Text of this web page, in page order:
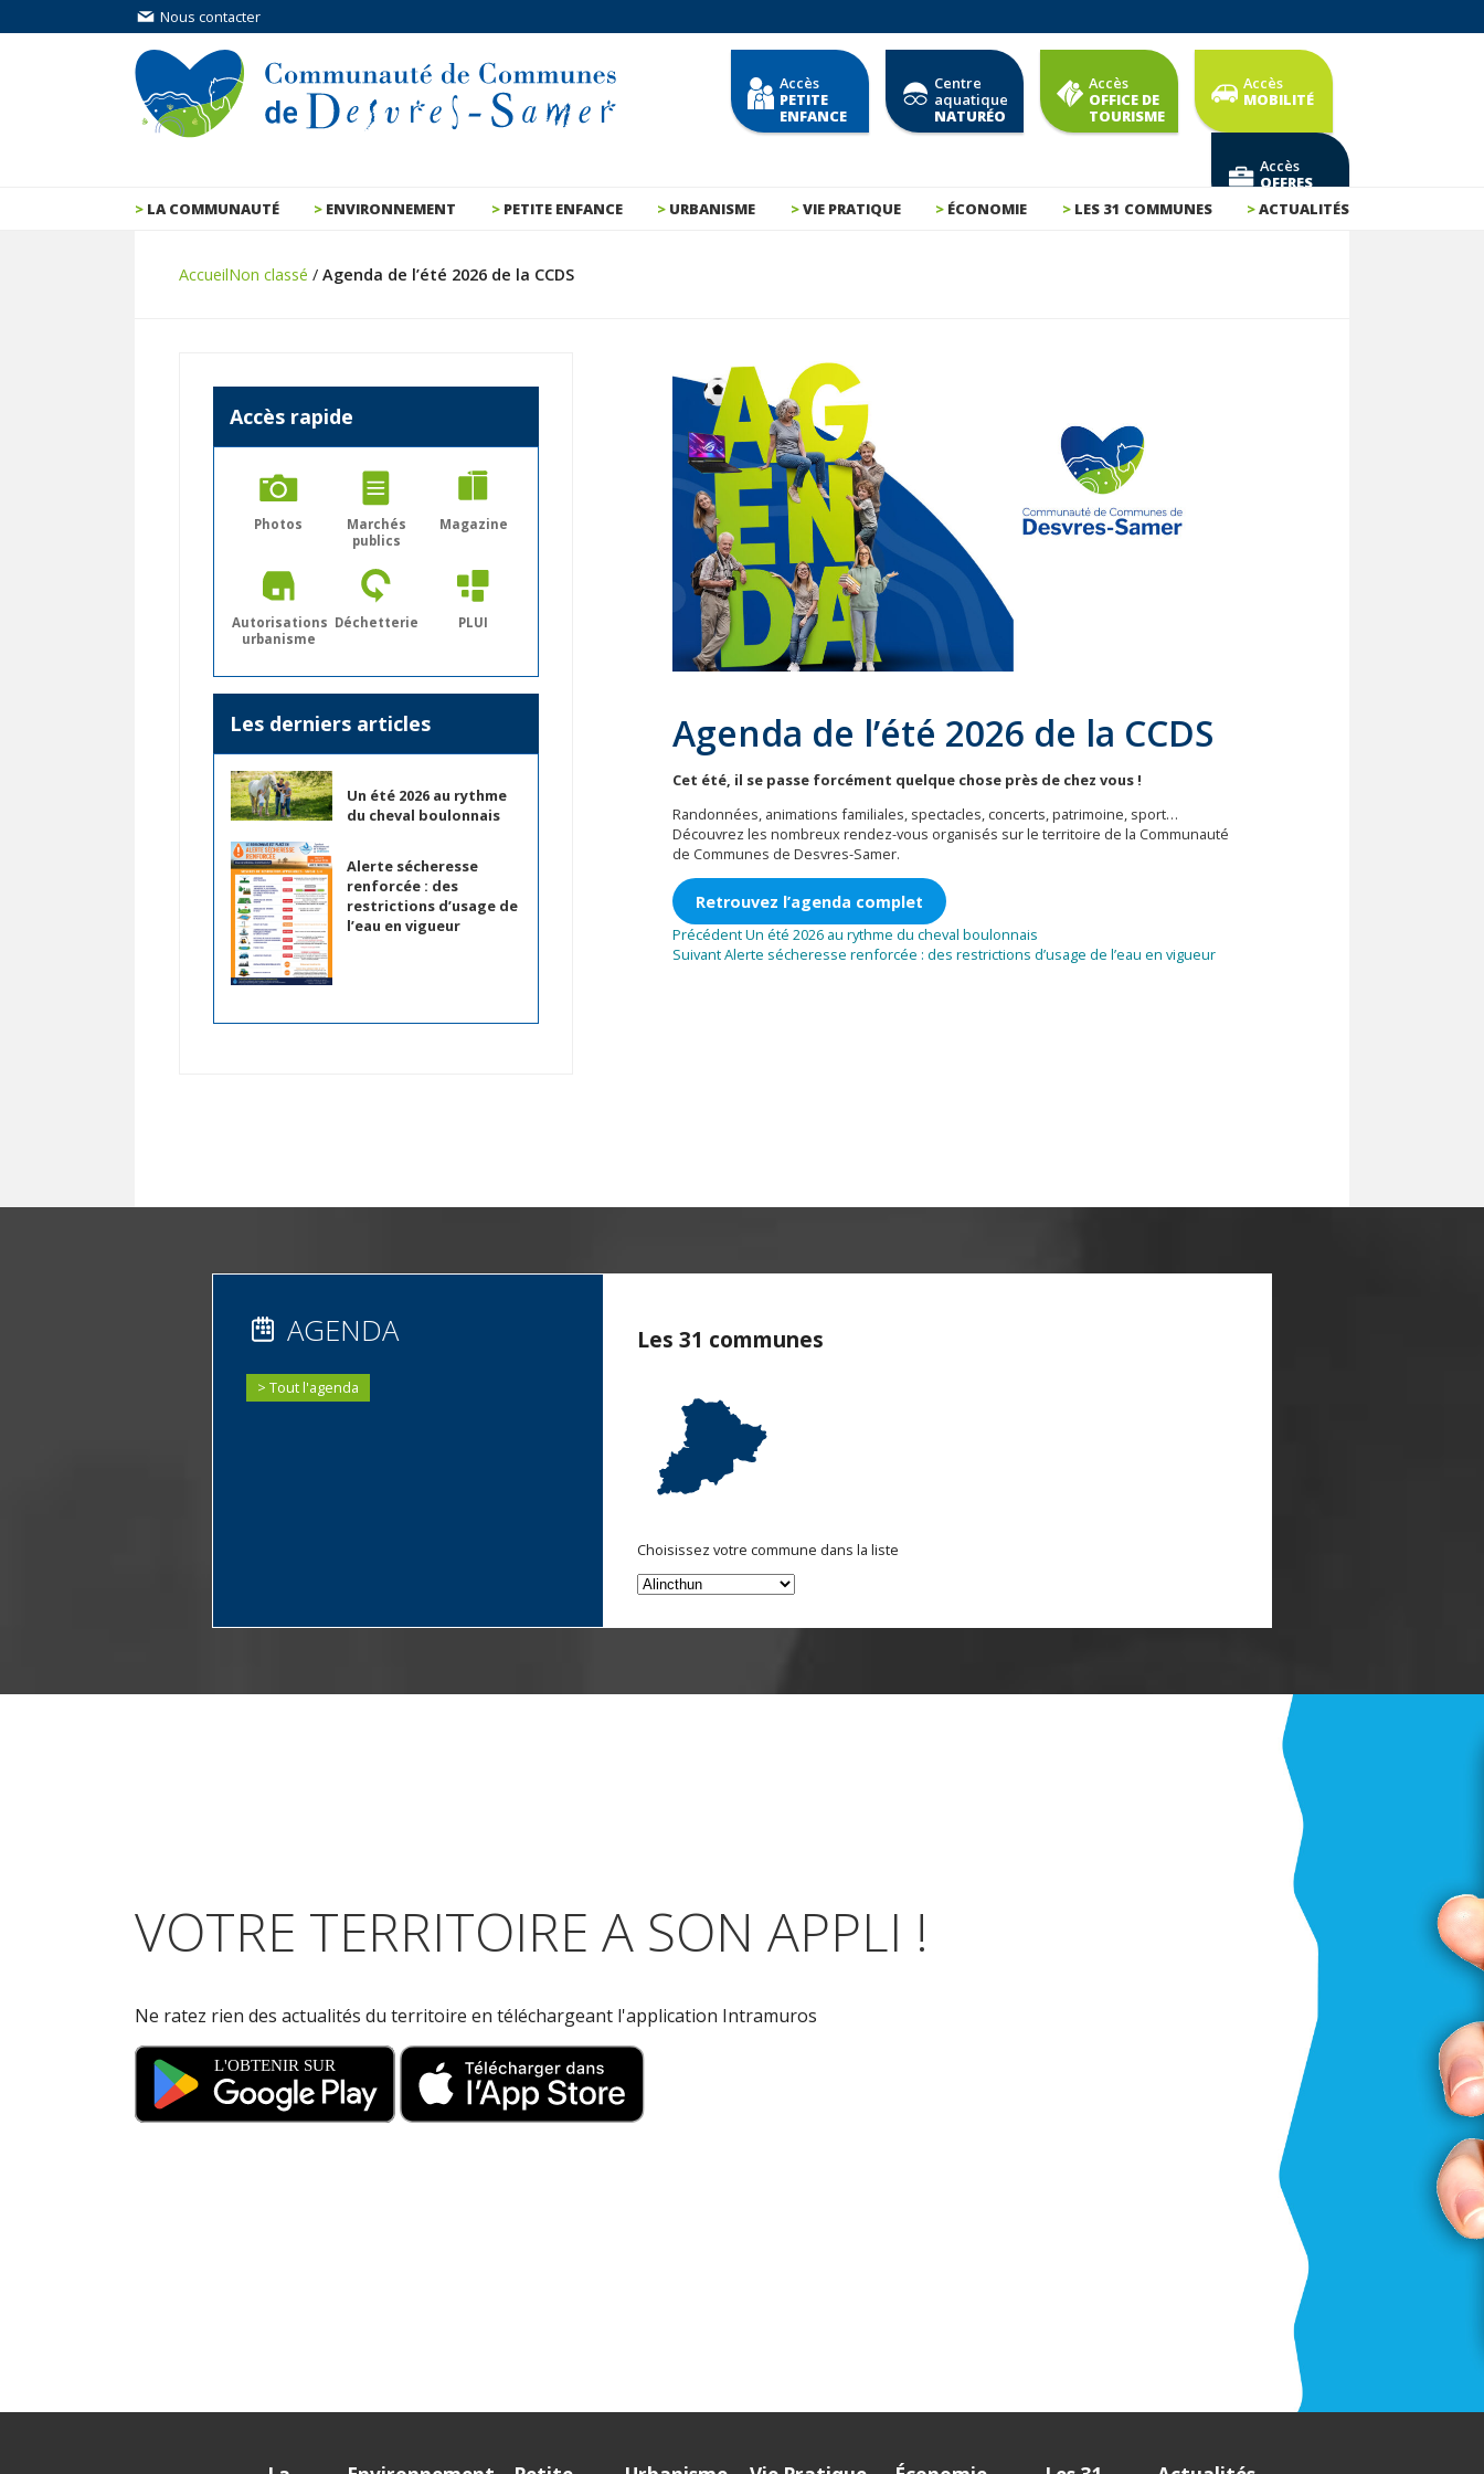
Nous contacter
Accès
PETITE
ENFANCE
Centre
aquatique
NATURÉO
Accès
OFFICE DE
TOURISME
Accès
MOBILITÉ
Accès
OFFRES
LA COMMUNAUTÉ ENVIRONNEMENT PETITE ENFANCE URBANISME VIE PRATIQUE ÉCONOMIE LES 31 COMMUNES ACTUALITÉS
AccueilNon classé / Agenda de l’été 2026 de la CCDS
Accès rapide
Photos
Marchés
publics
Magazine
Autorisations
urbanisme
Déchetterie PLUI
Les derniers articles
Un été 2026 au rythme
du cheval boulonnais
Alerte sécheresse
renforcée : des
restrictions d’usage de
l’eau en vigueur
Agenda de l’été 2026 de la CCDS
Cet été, il se passe forcément quelque chose près de chez vous !
Randonnées, animations familiales, spectacles, concerts, patrimoine, sport…
Découvrez les nombreux rendez-vous organisés sur le territoire de la Communauté
de Communes de Desvres-Samer.
Retrouvez l’agenda complet
Navigation
de
PrécédentArticle
précédent :
Un été 2026 au rythme du cheval boulonnais
SuivantArticle
Alerte sécheresse renforcée : des restrictions d’usage de l’eau en vigueur
AGENDA
Tout l'agenda
Les 31 communes
Choisissez votre commune dans la liste
VOTRE TERRITOIRE A SON APPLI !
Ne ratez rien des actualités du territoire en téléchargeant l'application Intramuros